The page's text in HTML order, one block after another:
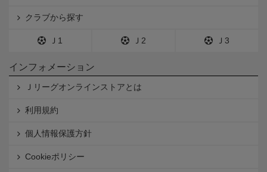
クラブから探す
Ｊ1 Ｊ2 Ｊ3
インフォメーション
Ｊリーグオンラインストアとは
利用規約
個人情報保護方針
Cookieポリシー